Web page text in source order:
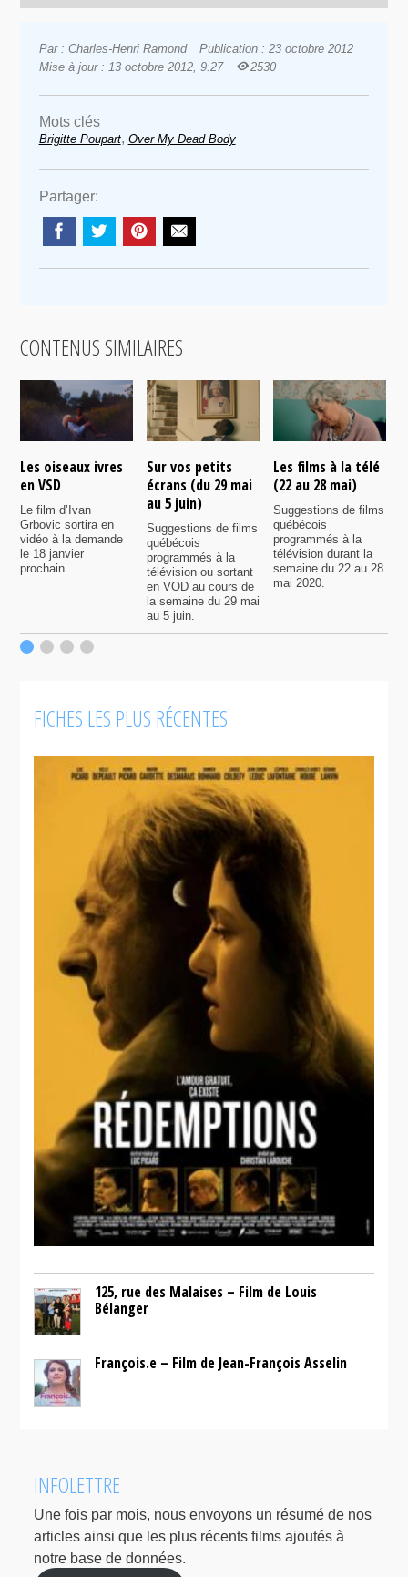
Par : Charles-Henri Ramond
Publication : 23 octobre 2012
Mise à jour : 13 octobre 2012, 9:27
2530
Mots clés
Brigitte Poupart, Over My Dead Body
Partager:
CONTENUS SIMILAIRES
Les oiseaux ivres
en VSD
Le film d’Ivan
Grbovic sortira en
vidéo à la demande
le 18 janvier
prochain.
Sur vos petits
écrans (du 29 mai
au 5 juin)
Suggestions de films
québécois
programmés à la
télévision ou sortant
en VOD au cours de
la semaine du 29 mai
au 5 juin.
Les films à la télé
(22 au 28 mai)
Suggestions de films
québécois
programmés à la
télévision durant la
semaine du 22 au 28
mai 2020.
FICHES LES PLUS RÉCENTES
125, rue des Malaises – Film de Louis
Bélanger
François.e – Film de Jean-François Asselin
INFOLETTRE
Une fois par mois, nous envoyons un résumé de nos
articles ainsi que les plus récents films ajoutés à
notre base de données.